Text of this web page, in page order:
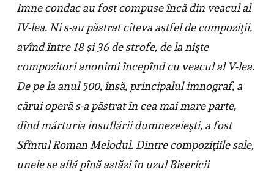
Imne condac au fost compuse încă din veacul al
IV-lea. Ni s-au păstrat cîteva astfel de compoziţii,
avînd între 18 şi 36 de strofe, de la nişte
compozitori anonimi începînd cu veacul al V-lea.
De pe la anul 500, însă, principalul imnograf, a
cărui operă s-a păstrat în cea mai mare parte,
dînd mărturia insuflării dumnezeieşti, a fost
Sfîntul Roman Melodul. Dintre compoziţiile sale,
unele se află pînă astăzi în uzul Bisericii